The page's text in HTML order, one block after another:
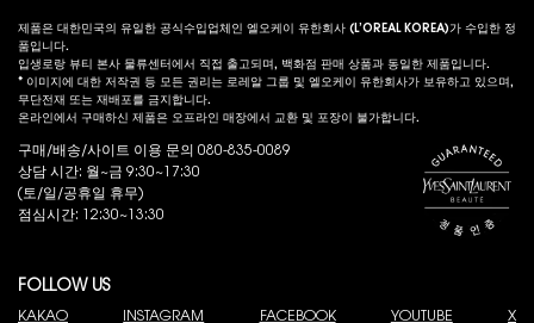
제품은 대한민국의 유일한 공식수입업체인 엘오케이 유한회사 (L’OREAL KOREA)가 수입한 정
품입니다.
입생로랑 뷰티 본사 물류센터에서 직접 출고되며, 백화점 판매 상품과 동일한 제품입니다.
* 이미지에 대한 저작권 등 모든 권리는 로레알 그룹 및 엘오케이 유한회사가 보유하고 있으며,
무단전재 또는 재배포를 금지합니다.
온라인에서 구매하신 제품은 오프라인 매장에서 교환 및 포장이 불가합니다.
구매/배송/사이트 이용 문의 080-835-0089
상담 시간: 월~금 9:30~17:30
(토/일/공휴일 휴무)
점심시간: 12:30~13:30
FOLLOW US
KAKAO INSTAGRAM FACEBOOK YOUTUBE X